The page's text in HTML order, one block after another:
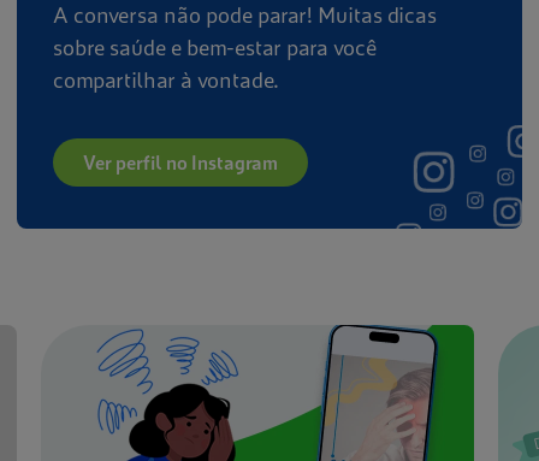
A conversa não pode parar! Muitas dicas
sobre saúde e bem-estar para você
compartilhar à vontade.
Ver perfil no Instagram